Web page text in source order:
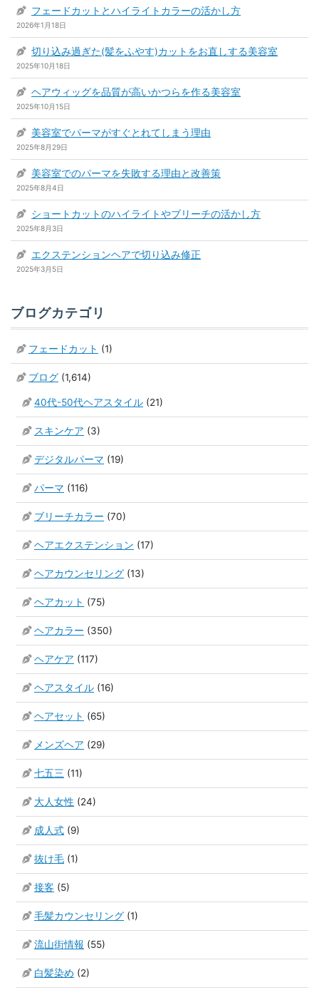
フェードカットとハイライトカラーの活かし方
2026年1月18日
切り込み過ぎた(髪をふやす)カットをお直しする美容室
2025年10月18日
ヘアウィッグを品質が高いかつらを作る美容室
2025年10月15日
美容室でパーマがすぐとれてしまう理由
2025年8月29日
美容室でのパーマを失敗する理由と改善策
2025年8月4日
ショートカットのハイライトやブリーチの活かし方
2025年8月3日
エクステンションヘアで切り込み修正
2025年3月5日
ブログカテゴリ
フェードカット (1)
ブログ (1,614)
40代-50代ヘアスタイル (21)
スキンケア (3)
デジタルパーマ (19)
パーマ (116)
ブリーチカラー (70)
ヘアエクステンション (17)
ヘアカウンセリング (13)
ヘアカット (75)
ヘアカラー (350)
ヘアケア (117)
ヘアスタイル (16)
ヘアセット (65)
メンズヘア (29)
七五三 (11)
大人女性 (24)
成人式 (9)
抜け毛 (1)
接客 (5)
毛髪カウンセリング (1)
流山街情報 (55)
白髪染め (2)